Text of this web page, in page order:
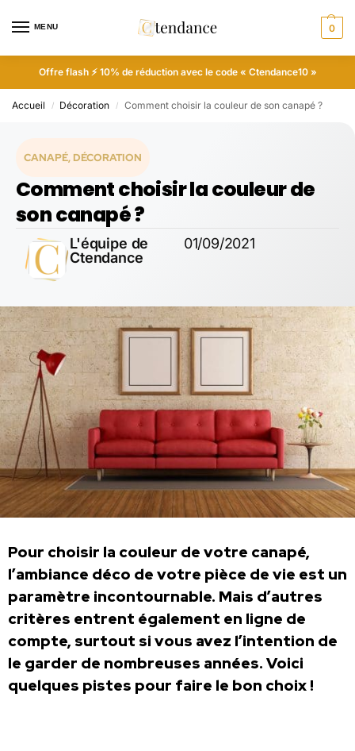
MENU 0
Offre flash ⚡ 10% de réduction avec le code « Ctendance10 »
Accueil / Décoration / Comment choisir la couleur de son canapé ?
CANAPÉ, DÉCORATION
Comment choisir la couleur de
son canapé ?
L'équipe de
Ctendance
01/09/2021
Pour choisir la couleur de votre canapé,
l’ambiance déco de votre pièce de vie est un
paramètre incontournable. Mais d’autres
critères entrent également en ligne de
compte, surtout si vous avez l’intention de
le garder de nombreuses années. Voici
quelques pistes pour faire le bon choix !